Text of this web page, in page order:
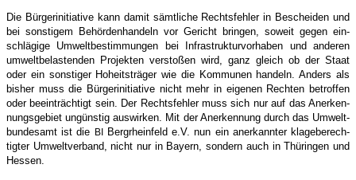
Die Bür­ger­initia­ti­ve kann damit sämt­li­che Rechts­feh­ler in Beschei­den und
bei sons­ti­gem Behör­den­han­deln vor Gericht brin­gen, soweit gegen ein­
schlä­gi­ge Umwelt­be­stim­mun­gen bei Infra­struk­tur­vor­ha­ben und ande­ren
umwelt­be­las­ten­den Pro­jek­ten ver­sto­ßen wird, ganz gleich ob der Staat
oder ein sons­ti­ger Hoheits­trä­ger wie die Kom­mu­nen han­deln. Anders als
bis­her muss die Bür­ger­initia­ti­ve nicht mehr in eige­nen Rech­ten betrof­fen
oder beein­träch­tigt sein. Der Rechts­feh­ler muss sich nur auf das Aner­ken­
nungs­ge­biet ungüns­tig aus­wir­ken. Mit der Aner­ken­nung durch das Umwelt­
bun­des­amt ist die BIBerg­rhein­feld e.V. nun ein aner­kann­ter kla­ge­be­rech­
tig­ter Umwelt­ver­band, nicht nur in Bay­ern, son­dern auch in Thü­rin­gen und
Hessen.